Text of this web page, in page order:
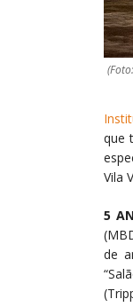
que
Vila
5
de